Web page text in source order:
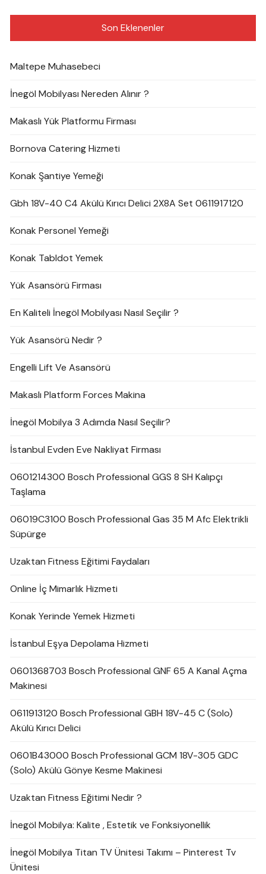
Son Eklenenler
Maltepe Muhasebeci
İnegöl Mobilyası Nereden Alınır ?
Makaslı Yük Platformu Firması
Bornova Catering Hizmeti
Konak Şantiye Yemeği
Gbh 18V-40 C4 Akülü Kırıcı Delici 2X8A Set 0611917120
Konak Personel Yemeği
Konak Tabldot Yemek
Yük Asansörü Firması
En Kaliteli İnegöl Mobilyası Nasıl Seçilir ?
Yük Asansörü Nedir ?
Engelli Lift Ve Asansörü
Makaslı Platform Forces Makina
İnegöl Mobilya 3 Adımda Nasıl Seçilir?
İstanbul Evden Eve Nakliyat Firması
0601214300 Bosch Professional GGS 8 SH Kalıpçı
Taşlama
06019C3100 Bosch Professional Gas 35 M Afc Elektrikli
Süpürge
Uzaktan Fitness Eğitimi Faydaları
Online İç Mimarlık Hizmeti
Konak Yerinde Yemek Hizmeti
İstanbul Eşya Depolama Hizmeti
0601368703 Bosch Professional GNF 65 A Kanal Açma
Makinesi
0611913120 Bosch Professional GBH 18V-45 C (Solo)
Akülü Kırıcı Delici
0601B43000 Bosch Professional GCM 18V-305 GDC
(Solo) Akülü Gönye Kesme Makinesi
Uzaktan Fitness Eğitimi Nedir ?
İnegöl Mobilya: Kalite , Estetik ve Fonksiyonellik
İnegöl Mobilya Titan TV Ünitesi Takımı – Pinterest Tv
Ünitesi